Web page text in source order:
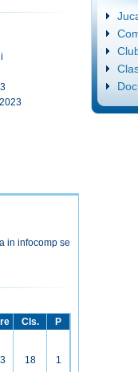
in infocomp se
Cls. P
18 1